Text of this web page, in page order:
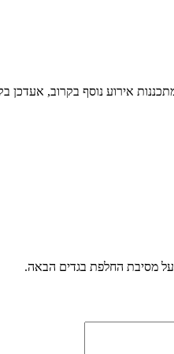
אירוע נוסף בקרוב, אעדכן
על מסיבת החלפת בגדים הבאה.